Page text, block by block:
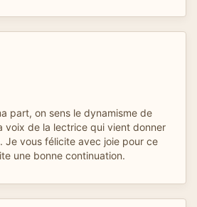
part, on sens le dynamisme de
voix de la lectrice qui vient donner
Je vous félicite avec joie pour ce
une bonne continuation.